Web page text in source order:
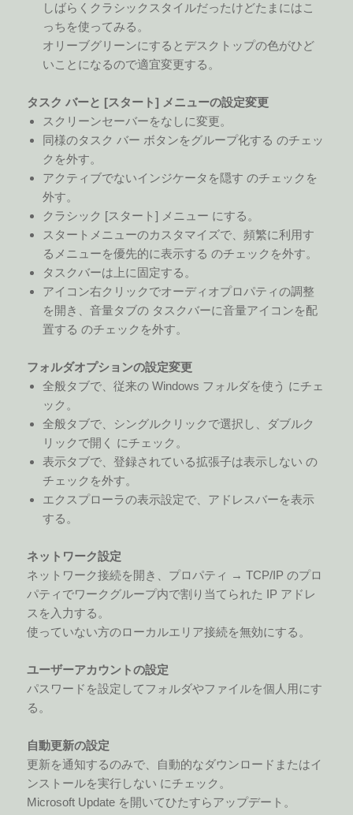
しばらくクラシックスタイルだったけどたまにはこ
っちを使ってみる。
オリーブグリーンにするとデスクトップの色がひど
いことになるので適宜変更する。
タスク バーと [スタート] メニューの設定変更
スクリーンセーバーをなしに変更。
同様のタスク バー ボタンをグループ化する のチェッ
クを外す。
アクティブでないインジケータを隠す のチェックを
外す。
クラシック [スタート] メニュー にする。
スタートメニューのカスタマイズで、頻繁に利用す
るメニューを優先的に表示する のチェックを外す。
タスクバーは上に固定する。
アイコン右クリックでオーディオプロパティの調整
を開き、音量タブの タスクバーに音量アイコンを配
置する のチェックを外す。
フォルダオプションの設定変更
全般タブで、従来の Windows フォルダを使う にチェ
ック。
全般タブで、シングルクリックで選択し、ダブルク
リックで開く にチェック。
表示タブで、登録されている拡張子は表示しない の
チェックを外す。
エクスプローラの表示設定で、アドレスバーを表示
する。
ネットワーク設定
ネットワーク接続を開き、プロパティ → TCP/IP のプロ
パティでワークグループ内で割り当てられた IP アドレ
スを入力する。
使っていない方のローカルエリア接続を無効にする。
ユーザーアカウントの設定
パスワードを設定してフォルダやファイルを個人用にす
る。
自動更新の設定
更新を通知するのみで、自動的なダウンロードまたはイ
ンストールを実行しない にチェック。
Microsoft Update を開いてひたすらアップデート。